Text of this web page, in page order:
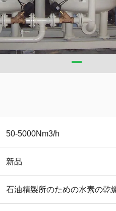
50-5000Nm3/h
新品
石油精製所のための水素の乾